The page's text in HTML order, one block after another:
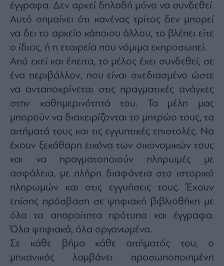
έγγραφα. Δεν αρκεί δηλαδή μόνο να συνδεθεί.
Αυτό σημαίνει ότι κανένας τρίτος δεν μπορεί
να δει το αρχείο κάποιου άλλου, το βλέπει είτε
ο ίδιος, ή η εταιρεία που νόμιμα εκπροσωπεί.
Από εκεί και έπειτα, το μέλος έχει συνδεθεί, σε
ένα περιβάλλον, που είναι σχεδιασμένο ώστε
να ανταποκρίνεται στις πραγματικές ανάγκες
στην καθημερινότητά του. Τα μέλη μας
μπορούν να διαχειρίζονται το μητρώο τους, τα
αιτήματά τους και τις εγγυητικές επιστολές. Να
έχουν ξεκάθαρη εικόνα των οικονομικών τους
και να πραγματοποιούν πληρωμές με
ασφάλεια, με πλήρη διαφάνεια στο ιστορικό
πληρωμών και στις εγγυήσεις τους. Έχουν
επίσης πρόσβαση σε ψηφιακή βιβλιοθήκη με
όλα τα απαραίτητα πρότυπα και έγγραφα.
Όλα ψηφιακά, όλα οργανωμένα.
Σε κάθε βήμα κάθε αιτήματός του, ο
μηχανικός λαμβάνει προσωποποιημένη